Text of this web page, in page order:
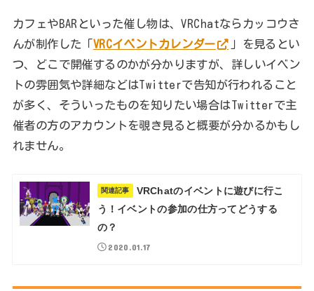
カフェやBARといった催し物は、VRChatならカッコウさ
んが制作した「VRCイベントカレンダー
」を見るとい
つ、どこで開催するのかが分かりますが、詳しいイベン
トの雰囲気や詳細などはTwitterで告知が行われること
が多く、そういったものを知りたい場合はTwitterで主
催者の方のアカウントを覗き見ると概要が分かるかもし
れません。
関連記事
VRChatのイベントに遊びに行こ
う！イベントの参加の仕方ってどうする
の？
2020.01.17